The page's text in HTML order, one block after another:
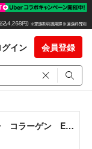
グイン 会員登録
エクイタンス インナーリッチ コラーゲン EQUITANCE 30本